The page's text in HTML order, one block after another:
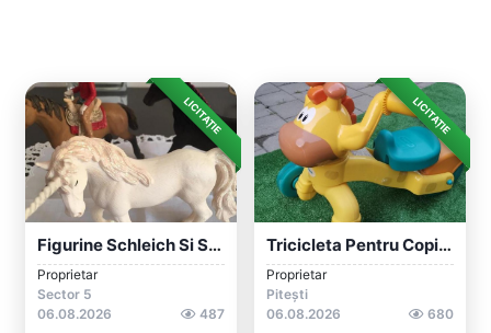
LICITAȚIE
Figurine Schleich Si Safari Pt. Copii1
Proprietar
Sector 5
06.08.2026
487
LICITAȚIE
Tricicleta Pentru Copii Little Tikes, Mo...
Proprietar
Pitești
06.08.2026
680